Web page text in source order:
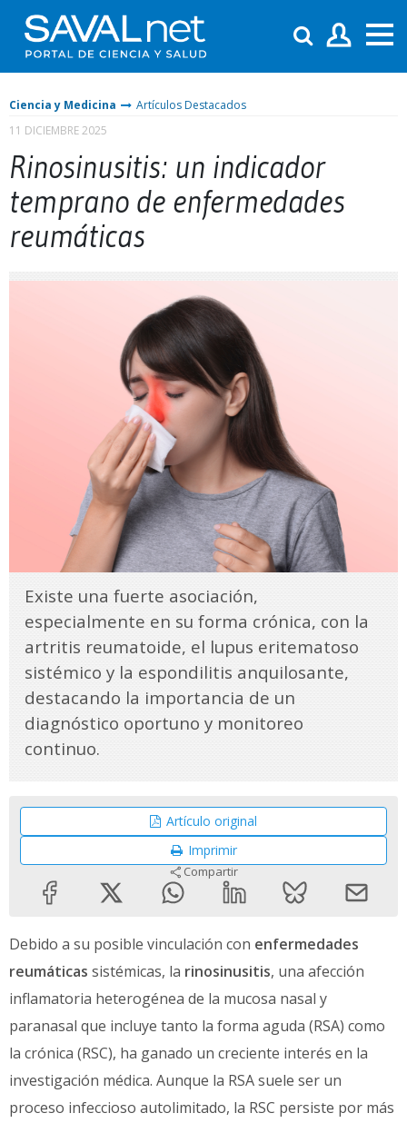
Ciencia y Medicina
Artículos Destacados
11 DICIEMBRE 2025
Rinosinusitis: un indicador
temprano de enfermedades
reumáticas
Existe una fuerte asociación,
especialmente en su forma crónica, con la
artritis reumatoide, el lupus eritematoso
sistémico y la espondilitis anquilosante,
destacando la importancia de un
diagnóstico oportuno y monitoreo
continuo.
Artículo original
Imprimir
Compartir
Debido a su posible vinculación con enfermedades
reumáticas sistémicas, la rinosinusitis, una afección
inflamatoria heterogénea de la mucosa nasal y
paranasal que incluye tanto la forma aguda (RSA) como
la crónica (RSC), ha ganado un creciente interés en la
investigación médica. Aunque la RSA suele ser un
proceso infeccioso autolimitado, la RSC persiste por más